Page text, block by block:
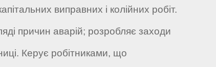
виправних і колійних робіт.
причин аварій; розробляє заходи
Керує робітниками, що